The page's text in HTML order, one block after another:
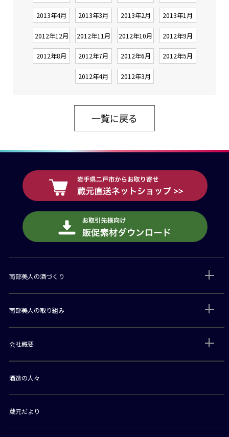
2013年4月 2013年3月 2013年2月 2013年1月
2012年12月 2012年11月 2012年10月 2012年9月
2012年8月 2012年7月 2012年6月 2012年5月
2012年4月 2012年3月
一覧に戻る
南部美人の酒づくり
南部美人の取り組み
会社概要
酒造の人々
蔵元だより